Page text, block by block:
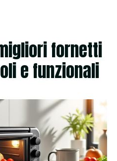
fornetti
e funzionali